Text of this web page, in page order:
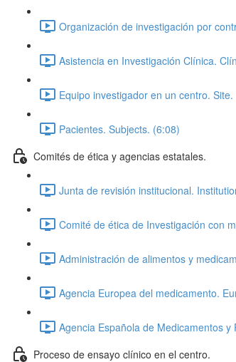
Organización de investigación por
Asistencia en Investigación Clínica.
Equipo investigador en un centro.
Pacientes. Subjects. (6:08)
Comités de ética y agencias estatales.
Junta de revisión institucional.
Comité de ética de Investigación con
Administración de alimentos y
Agencia Europea del medicamento.
Agencia Española de Medicamentos
Proceso de ensayo clínico en el centro.